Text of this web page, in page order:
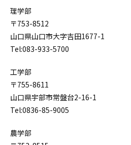
理学部
〒753-8512
山口県山口市大字吉田1677-1
Tel:083-933-5700
工学部
〒755-8611
山口県宇部市常盤台2-16-1
Tel:0836-85-9005
農学部